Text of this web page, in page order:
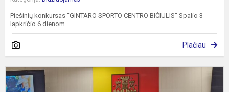
Piešinių konkursas “GINTARO SPORTO CENTRO BIČIULIS“ Spalio 3-
lapkričio 6 dienom...
Plačiau